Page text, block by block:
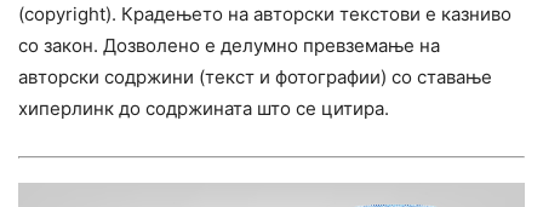
(copyright). Крадењето на авторски текстови е казниво
со закон. Дозволено е делумно превземање на
авторски содржини (текст и фотографии) со ставање
хиперлинк до содржината што се цитира.